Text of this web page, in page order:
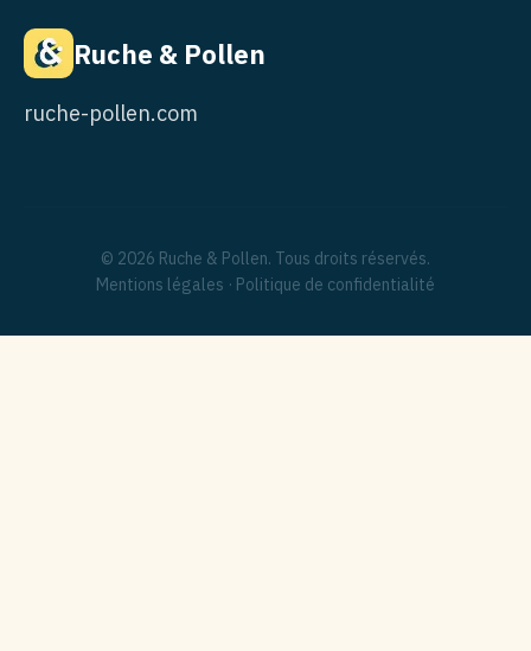
Ruche & Pollen
ruche-pollen.com
© 2026 Ruche & Pollen. Tous droits réservés.
Mentions légales · Politique de confidentialité